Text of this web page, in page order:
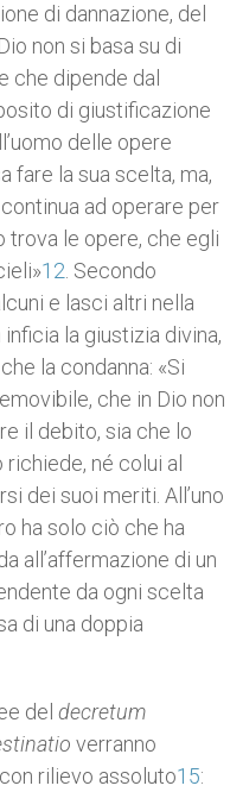
di dannazione, del
non si basa su di
che dipende dal
di giustificazione
delle opere
fare la sua scelta, ma,
ad operare per
trova le opere, che egli
12 . Secondo
e lasci altri nella
la giustizia divina,
la condanna: «Si
che in Dio non
il debito, sia che lo
né colui al
dei suoi meriti. All’uno
ha solo ciò che ha
all’affermazione di un
da ogni scelta
di una doppia
del decretum
verranno
rilievo assoluto15: